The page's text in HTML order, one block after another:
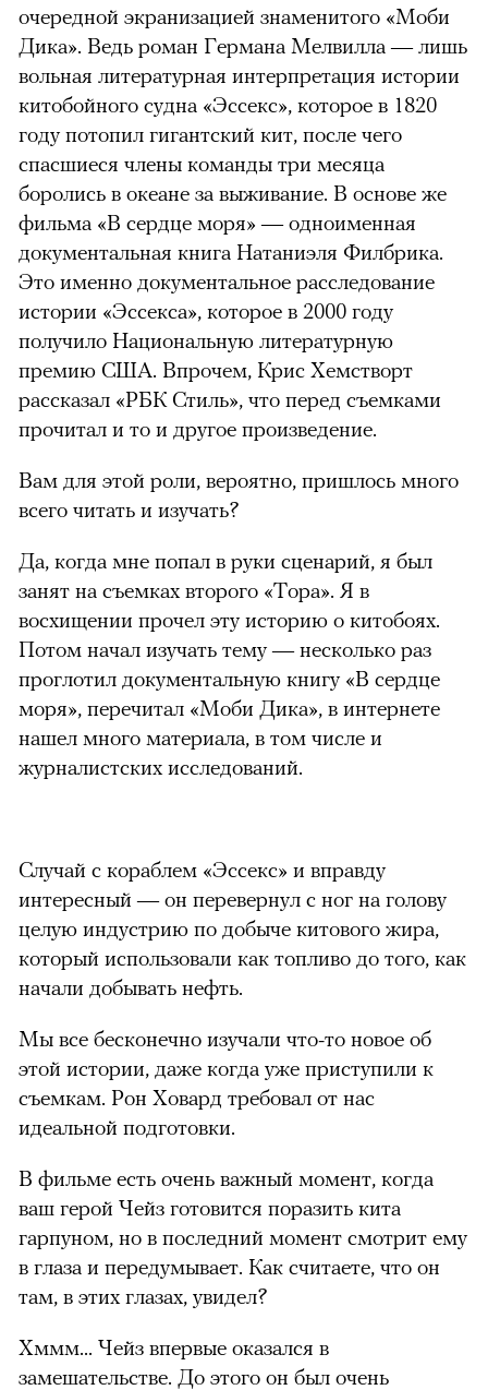
очередной экранизацией знаменитого «Моби
Дика». Ведь роман Германа Мелвилла — лишь
вольная литературная интерпретация истории
китобойного судна «Эссекс», которое в 1820
году потопил гигантский кит, после чего
спасшиеся члены команды три месяца
боролись в океане за выживание. В основе же
фильма «В сердце моря» — одноименная
документальная книга Натаниэля Филбрика.
Это именно документальное расследование
истории «Эссекса», которое в 2000 году
получило Национальную литературную
премию США. Впрочем, Крис Хемстворт
рассказал «РБК Стиль», что перед съемками
прочитал и то и другое произведение.
Вам для этой роли, вероятно, пришлось много
всего читать и изучать?
Да, когда мне попал в руки сценарий, я был
занят на съемках второго «Тора». Я в
восхищении прочел эту историю о китобоях.
Потом начал изучать тему — несколько раз
проглотил документальную книгу «В сердце
моря», перечитал «Моби Дика», в интернете
нашел много материала, в том числе и
журналистских исследований.
Случай с кораблем «Эссекс» и вправду
интересный — он перевернул с ног на голову
целую индустрию по добыче китового жира,
который использовали как топливо до того, как
начали добывать нефть.
Мы все бесконечно изучали что-то новое об
этой истории, даже когда уже приступили к
съемкам. Рон Ховард требовал от нас
идеальной подготовки.
В фильме есть очень важный момент, когда
ваш герой Чейз готовится поразить кита
гарпуном, но в последний момент смотрит ему
в глаза и передумывает. Как считаете, что он
там, в этих глазах, увидел?
Хммм... Чейз впервые оказался в
замешательстве. До этого он был очень